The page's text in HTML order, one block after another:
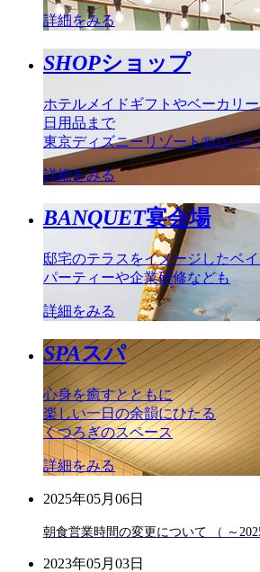
詳細をみる
SHOPショップ
ホテルメイドギフトやベーカリー
日用品まで
東京ディズニーリゾート®のパー
詳細をみる
BANQUET宴会場
邸宅のテラスをイメージしたベ
パーティーや企業研修なども
詳細をみる
SPAスパ
心身を癒すとともに
楽しい一日の余韻にひたる
くつろぎのスペース
詳細をみる
2025年05月06日
朝食営業時間の変更について （ ～
2023年05月03日